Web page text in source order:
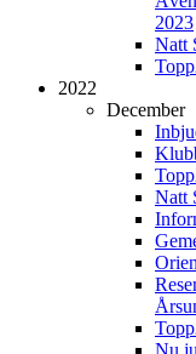
2023
Natt
2022
December
Natt
Nu